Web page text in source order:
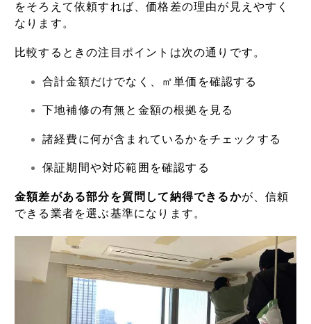
をそろえて依頼すれば、価格差の理由が見えやすく
なります。
比較するときの注目ポイントは次の通りです。
合計金額だけでなく、㎡単価を確認する
下地補修の有無と金額の根拠を見る
諸経費に何が含まれているかをチェックする
保証期間や対応範囲を確認する
金額差がある部分を質問して納得できるかが、信頼
できる業者を選ぶ基準になります。